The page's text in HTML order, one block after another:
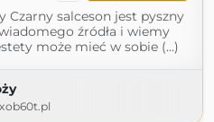
Czarny salceson jest pyszny
źródła i wiemy
może mieć w sobie (...)